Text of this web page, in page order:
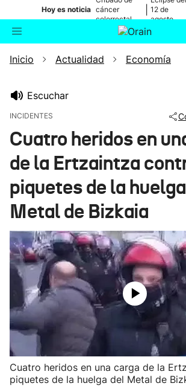
Hoy es noticia cáncer
colorrectal
12 de
agosto
Buscador Actualidad
Ikusmiran
Eguraldia
Inicio Actualidad Economía
Escuchar
INCIDENTES
Cuatro heridos en
de la Ertzaintza
piquetes de la
Metal de Bizkaia
Cuatro heridos en una carga de la
piquetes de la huelga del Metal de